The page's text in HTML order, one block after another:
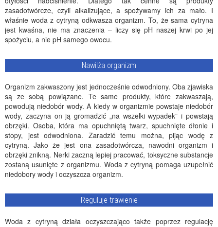
zasadotwórcze, czyli alkalizujące, a spożywamy ich za mało. I
właśnie woda z cytryną odkwasza organizm. To, że sama cytryna
jest kwaśna, nie ma znaczenia – liczy się pH naszej krwi po jej
spożyciu, a nie pH samego owocu.
Nawilża organizm
Organizm zakwaszony jest jednocześnie odwodniony. Oba zjawiska
są ze sobą powiązane. Te same produkty, które zakwaszają,
powodują niedobór wody. A kiedy w organizmie powstaje niedobór
wody, zaczyna on ją gromadzić „na wszelki wypadek” i powstają
obrzęki. Osoba, która ma opuchniętą twarz, spuchnięte dłonie i
stopy, jest odwodniona. Zaradzić temu można, pijąc wodę z
cytryną. Jako że jest ona zasadotwórcza, nawodni organizm i
obrzęki znikną. Nerki zaczną lepiej pracować, toksyczne substancje
zostaną usunięte z organizmu. Woda z cytryną pomaga uzupełnić
niedobory wody i oczyszcza organizm.
Reguluje trawienie
Woda z cytryną działa oczyszczająco także poprzez regulację